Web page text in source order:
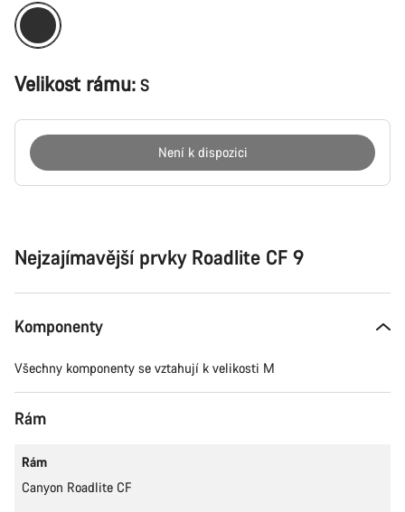
Velikost rámu: S
Není k dispozici
Nejzajímavější prvky Roadlite CF 9
Komponenty
Všechny komponenty se vztahují k velikosti M
Rám
Rám
Canyon Roadlite CF